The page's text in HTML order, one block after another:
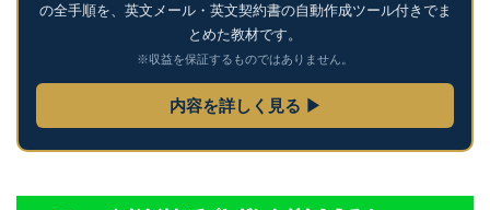
の全手順を、英文メール・英文契約書の自動作成ツール付きでま
とめた教材です。
※収益を保証するものではありません。
内容を詳しく見る ▶